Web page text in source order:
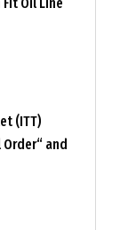
(ITT)
and